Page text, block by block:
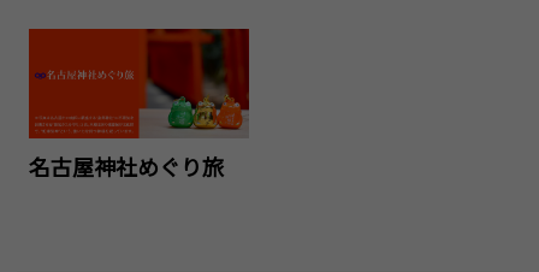
名古屋神社めぐり旅